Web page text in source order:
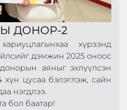
ДОНОР-2
хүрээнд
дэмжин 2025 оноос
аяныг эхлүүлсэн
хүн цусаа бэлэглэж, сайн
нэгдлээ.
бол баатар!